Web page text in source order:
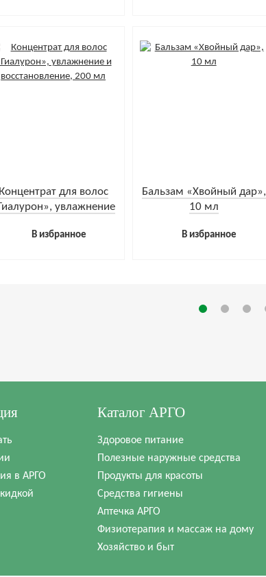
Концентрат для волос
увлажнение
мл
В избранное
Бальзам «Хвойный дар»,
10 мл
В избранное
в АРГО
Каталог АРГО
Здоровое питание
Полезные наружные средства
Продукты для красоты
Средства гигиены
Аптечка АРГО
Физиотерапия и массаж на дому
Хозяйство и быт